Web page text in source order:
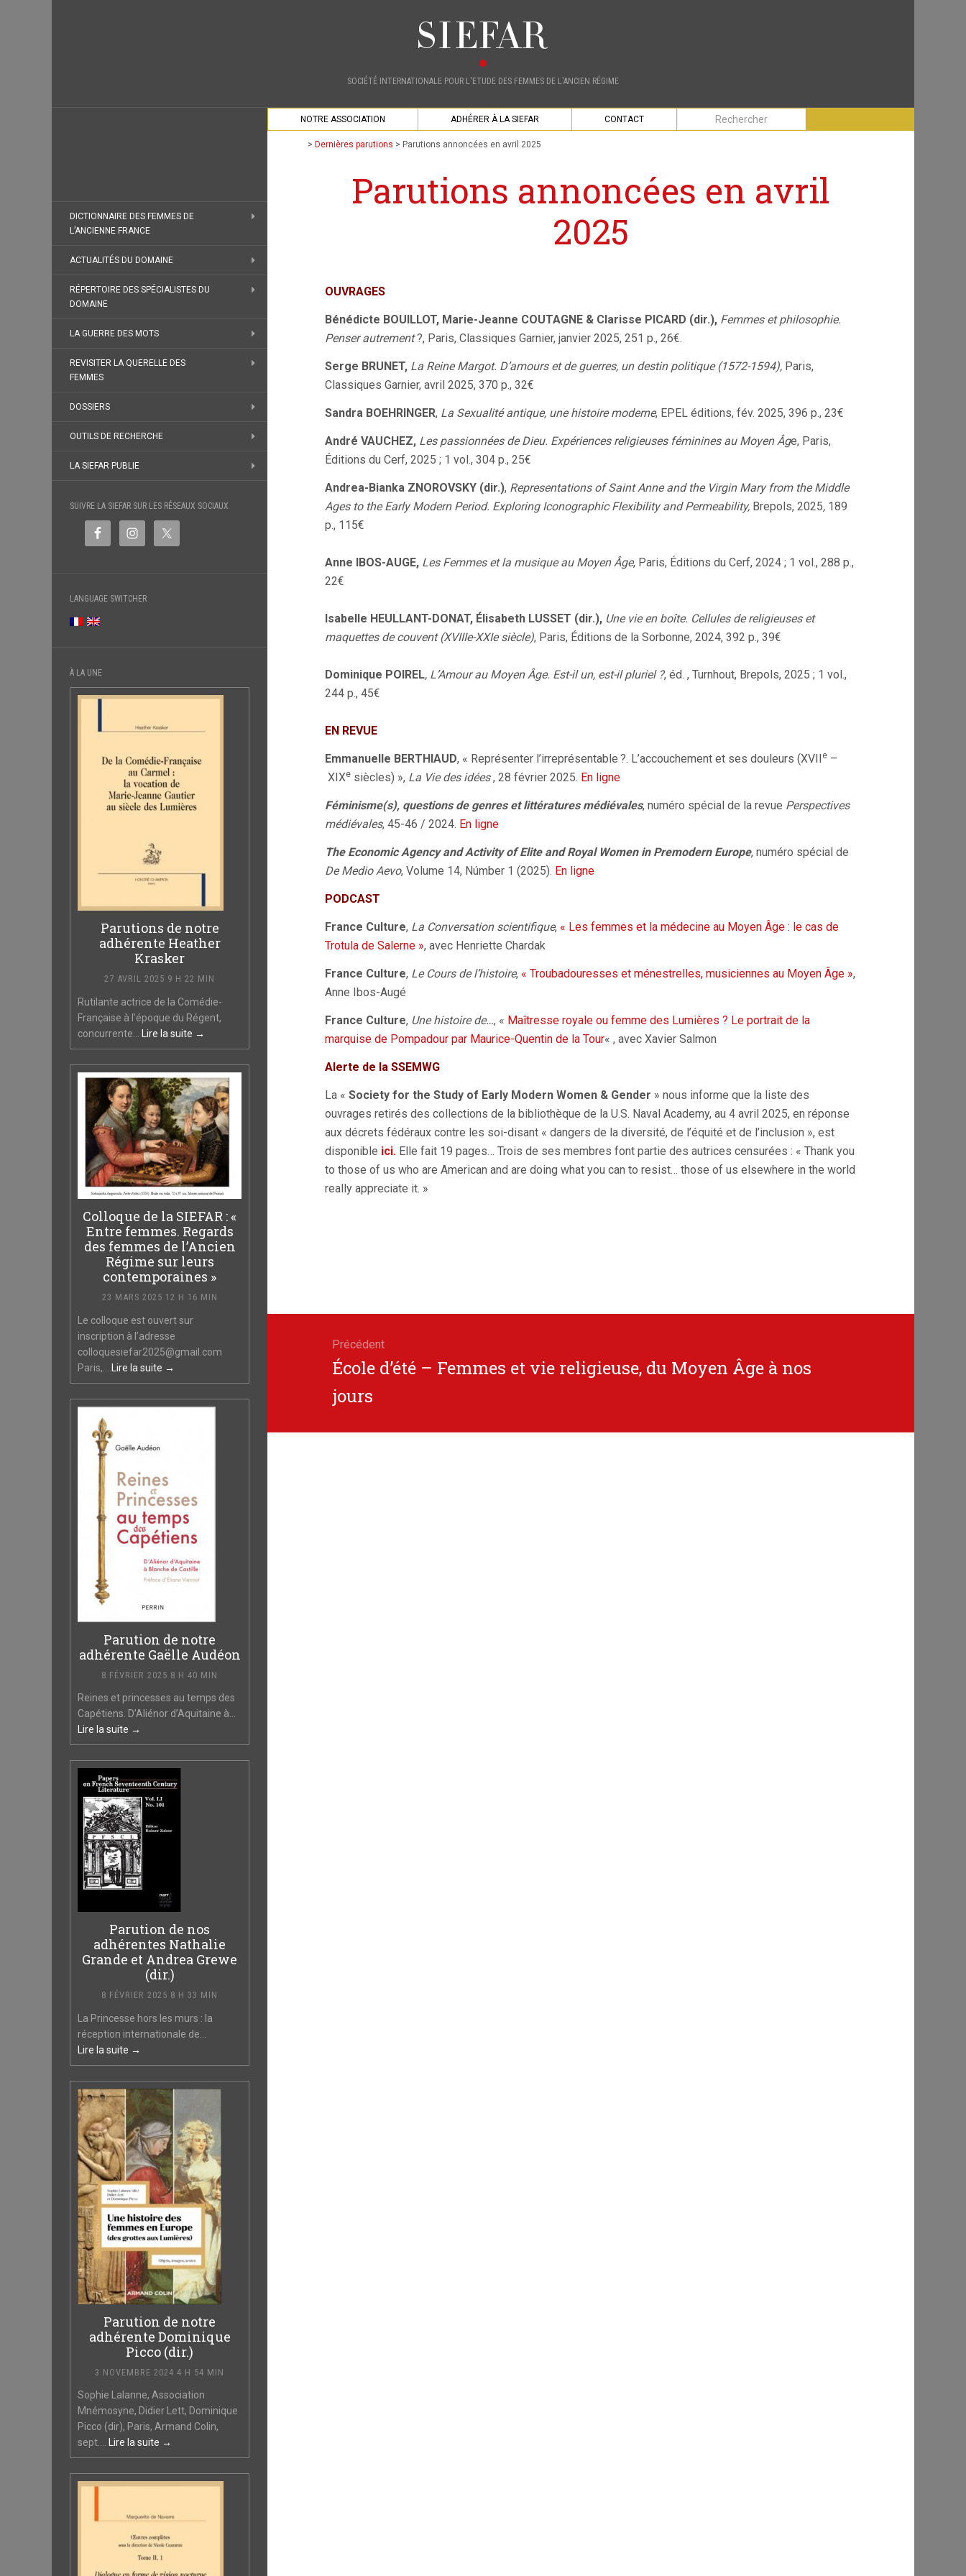
SOCIÉTÉ INTERNATIONALE POUR L'ETUDE DES FEMMES DE L'ANCIEN RÉGIME
DICTIONNAIRE DES FEMMES DE
L’ANCIENNE FRANCE
ACTUALITÉS DU DOMAINE
RÉPERTOIRE DES SPÉCIALISTES DU
DOMAINE
LA GUERRE DES MOTS
REVISITER LA QUERELLE DES
FEMMES
DOSSIERS
OUTILS DE RECHERCHE
LA SIEFAR PUBLIE
SUIVRE LA SIEFAR SUR LES RÉSEAUX SOCIAUX
LANGUAGE SWITCHER
À LA UNE
Parutions de notre
adhérente Heather
Krasker
27 AVRIL 2025 9 H 22 MIN
Rutilante actrice de la Comédie-
Française à l’époque du Régent,
concurrente... Lire la suite →
Colloque de la SIEFAR : «
Entre femmes. Regards
des femmes de l’Ancien
Régime sur leurs
contemporaines »
23 MARS 2025 12 H 16 MIN
Le colloque est ouvert sur
inscription à l’adresse
colloquesiefar2025@gmail.com
Paris,... Lire la suite →
Parution de notre
adhérente Gaëlle Audéon
8 FÉVRIER 2025 8 H 40 MIN
Reines et princesses au temps des
Capétiens. D’Aliénor d’Aquitaine à...
Lire la suite →
Parution de nos
adhérentes Nathalie
Grande et Andrea Grewe
(dir.)
8 FÉVRIER 2025 8 H 33 MIN
La Princesse hors les murs : la
réception internationale de...
Lire la suite →
Parution de notre
adhérente Dominique
Picco (dir.)
3 NOVEMBRE 2024 4 H 54 MIN
Sophie Lalanne, Association
Mnémosyne, Didier Lett, Dominique
Picco (dir), Paris, Armand Colin,
sept.... Lire la suite →
NOTRE ASSOCIATION ADHÉRER À LA SIEFAR CONTACT
> Dernières parutions > Parutions annoncées en avril 2025
Parutions annoncées en avril
2025
OUVRAGES
Bénédicte BOUILLOT, Marie-Jeanne COUTAGNE & Clarisse PICARD (dir.), Femmes et philosophie.
Penser autrement?, Paris, Classiques Garnier, janvier 2025, 251 p., 26€.
Serge BRUNET, La Reine Margot. D’amours et de guerres, un destin politique (1572-1594), Paris,
Classiques Garnier, avril 2025, 370 p., 32€
Sandra BOEHRINGER, La Sexualité antique, une histoire moderne, EPEL éditions, fév. 2025, 396 p., 23€
André VAUCHEZ, Les passionnées de Dieu. Expériences religieuses féminines au Moyen Âge, Paris,
Éditions du Cerf, 2025 ; 1 vol., 304 p., 25€
Andrea-Bianka ZNOROVSKY (dir.), Representations of Saint Anne and the Virgin Mary from the Middle
Ages to the Early Modern Period. Exploring Iconographic Flexibility and Permeability, Brepols, 2025, 189
p., 115€
Anne IBOS-AUGE, Les Femmes et la musique au Moyen Âge, Paris, Éditions du Cerf, 2024 ; 1 vol., 288 p.,
22€
Isabelle HEULLANT-DONAT, Élisabeth LUSSET (dir.), Une vie en boîte. Cellules de religieuses et
maquettes de couvent (XVIIIe-XXIe siècle), Paris, Éditions de la Sorbonne, 2024, 392 p., 39€
Dominique POIREL, L’Amour au Moyen Âge. Est-il un, est-il pluriel ?, éd. , Turnhout, Brepols, 2025 ; 1 vol.,
244 p., 45€
EN REVUE
Emmanuelle BERTHIAUD, « Représenter l’irreprésentable ?. L’accouchement et ses douleurs (XVIIe –
XIXe siècles) », La Vie des idées, 28 février 2025. En ligne
Féminisme(s), questions de genres et littératures médiévales, numéro spécial de la revue Perspectives
médiévales, 45-46 / 2024. En ligne
The Economic Agency and Activity of Elite and Royal Women in Premodern Europe, numéro spécial de
De Medio Aevo, Volume 14, Númber 1 (2025). En ligne
PODCAST
France Culture, La Conversation scientifique, « Les femmes et la médecine au Moyen Âge : le cas de
Trotula de Salerne », avec Henriette Chardak
France Culture, Le Cours de l’histoire, « Troubadouresses et ménestrelles, musiciennes au Moyen Âge »,
Anne Ibos-Augé
France Culture, Une histoire de…, « Maîtresse royale ou femme des Lumières ? Le portrait de la
marquise de Pompadour par Maurice-Quentin de la Tour« , avec Xavier Salmon
Alerte de la SSEMWG
La « Society for the Study of Early Modern Women & Gender » nous informe que la liste des
ouvrages retirés des collections de la bibliothèque de la U.S. Naval Academy, au 4 avril 2025, en réponse
aux décrets fédéraux contre les soi-disant « dangers de la diversité, de l’équité et de l’inclusion », est
disponible ici. Elle fait 19 pages… Trois de ses membres font partie des autrices censurées : « Thank you
to those of us who are American and are doing what you can to resist… those of us elsewhere in the world
really appreciate it. »
l’article
Précédent
Article
École d’été – Femmes et vie religieuse, du Moyen Âge à nos
jours